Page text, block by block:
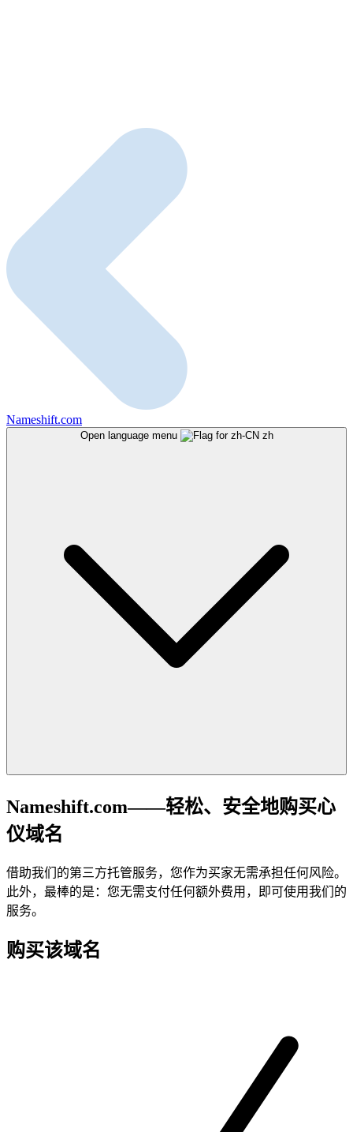
Nameshift.com
Open language menu zh
Nameshift.com——轻松、安全地购买心
仪域名
借助我们的第三方托管服务，您作为买家无需承担任何风险。
此外，最棒的是：您无需支付任何额外费用，即可使用我们的
服务。
购买该域名